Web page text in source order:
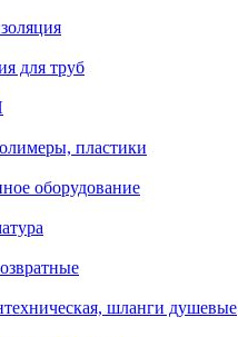
для труб
пластики
оборудование
шланги душевые